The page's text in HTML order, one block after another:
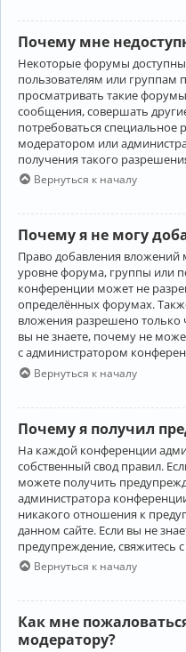
Почему мне
Некоторые форумы
пользователям или группам
просматривать такие
сообщения, совершать
потребоваться специальное
модератором или
получения такого
Вернуться к началу
Почему я не могу
Право добавления вложений
уровне форума, группы или
конференции может не
определённых форумах.
вложения разрешено только
вы не знаете, почему не
с администратором
Вернуться к началу
Почему я получил
На каждой конференции
собственный свод правил.
можете получить
администратора
никакого отношения к
данном сайте. Если вы не
предупреждение, свяжитесь
Вернуться к началу
Как мне
модератору?